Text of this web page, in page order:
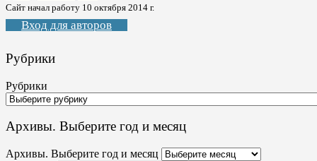
Сайт начал работу 10 октября 2014 г.
Вход для авторов
Рубрики
Рубрики
Архивы. Выберите год и месяц
Архивы. Выберите год и месяц